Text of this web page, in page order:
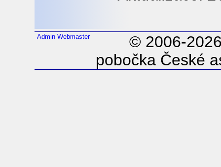
Admin Webmaster
© 2006-
pobočka České